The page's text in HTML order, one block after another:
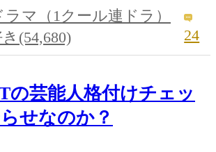
ラマ（1クール連ドラ）
(54,680)
24
の芸能人格付けチェッ
せなのか？